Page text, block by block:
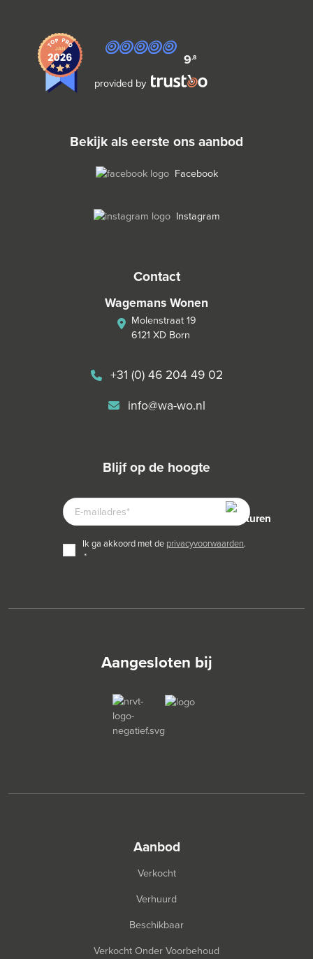
9,8
provided by
bekijk als eerste ons aanbod
Facebook
Instagram
contact
Wagemans Wonen
Molenstraat 19
6121 XD Born
+31 (0) 46 204 49 02
info@wa-wo.nl
blijf op de hoogte
E-
MAILADRES
TOESTEMMING
*
ik ga akkoord met de privacyvoorwaarden.
*
Aangesloten bij
aanbod
Verkocht
Verhuurd
Beschikbaar
Verkocht Onder Voorbehoud